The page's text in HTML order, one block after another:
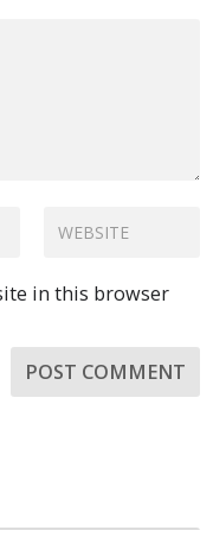
in this browser